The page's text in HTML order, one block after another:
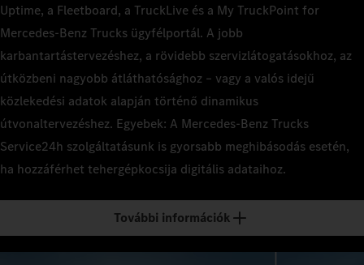
Uptime, a Fleetboard, a TruckLive és a My TruckPoint for
Mercedes‑Benz Trucks ügyfélportál. A jobb
karbantartástervezéshez, a rövidebb szervizlátogatásokhoz, az
útközbeni nagyobb átláthatósághoz – vagy a valós idejű
közlekedési adatok alapján történő dinamikus
útvonaltervezéshez. Egyebek: A Mercedes‑Benz Trucks
Service24h szolgáltatásunk is gyorsabb meghibásodás esetén,
ha hozzáférhet tehergépkocsija digitális adataihoz.
További információk